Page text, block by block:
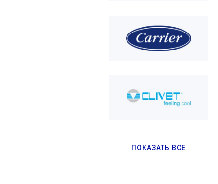
ПОКАЗАТЬ ВСЕ